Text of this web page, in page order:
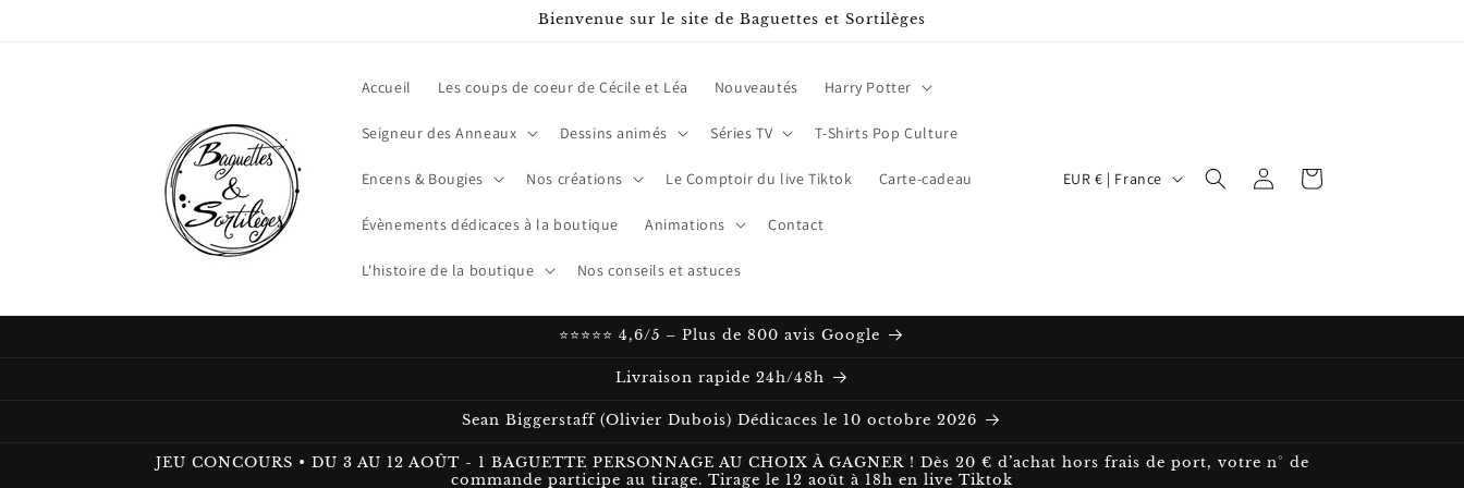
Bienvenue sur le site de Baguettes et Sortilèges
Accueil Les coups de coeur de Cécile et Léa Nouveautés Harry Potter
Seigneur des Anneaux Dessins animés Séries TV T-Shirts Pop Culture
Encens & Bougies Nos créations Le Comptoir du live Tiktok Carte-cadeau
Évènements dédicaces à la boutique Animations Contact
L'histoire de la boutique Nos conseils et astuces
P
/
o
EUR € | France Connexion Panier
⭐⭐⭐⭐⭐ 4,6/5 – Plus de 800 avis Google
Livraison rapide 24h/48h
Sean Biggerstaff (Olivier Dubois) Dédicaces le 10 octobre 2026
JEU CONCOURS • DU 3 AU 12 AOÛT - 1 BAGUETTE PERSONNAGE AU CHOIX À GAGNER ! Dès 20 € d’achat hors frais de port, votre n° de
commande participe au tirage. Tirage le 12 août à 18h en live Tiktok